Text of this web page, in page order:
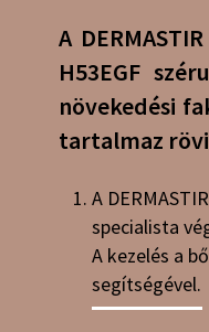
A
H53EGF
növekedési
tartalmaz
A
specialista
A kezelés a
segítségével.